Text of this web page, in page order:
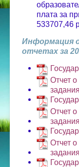
плата за
533707,46
Информация
отчетах за
Отчет
Отчет
Отчет